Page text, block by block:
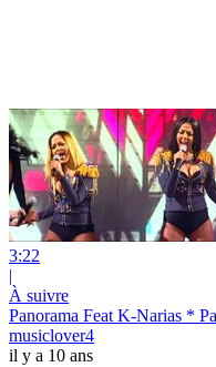
3:22
|
À suivre
Panorama Feat K-Narias *
musiclover4
il y a 10 ans